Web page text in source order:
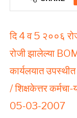
दि 4 व 5 २००६
रोजी झालेल्या
कार्यलयात
/ शिक्षकेत्तर
05-03-2007